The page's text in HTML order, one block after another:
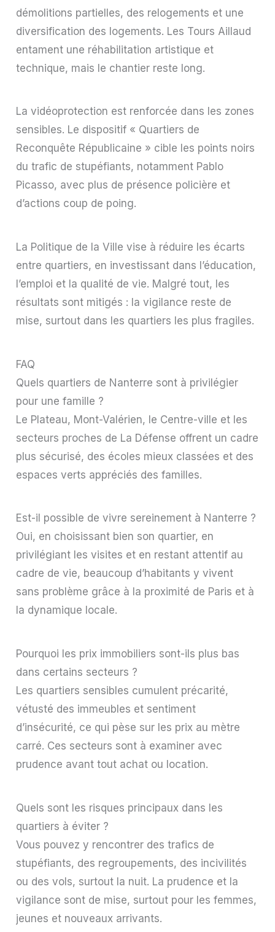
démolitions partielles, des relogements et une
diversification des logements. Les Tours Aillaud
entament une réhabilitation artistique et
technique, mais le chantier reste long.
La vidéoprotection est renforcée dans les zones
sensibles. Le dispositif « Quartiers de
Reconquête Républicaine » cible les points noirs
du trafic de stupéfiants, notamment Pablo
Picasso, avec plus de présence policière et
d’actions coup de poing.
La Politique de la Ville vise à réduire les écarts
entre quartiers, en investissant dans l’éducation,
l’emploi et la qualité de vie. Malgré tout, les
résultats sont mitigés : la vigilance reste de
mise, surtout dans les quartiers les plus fragiles.
FAQ
Quels quartiers de Nanterre sont à privilégier
pour une famille ?
Le Plateau, Mont-Valérien, le Centre-ville et les
secteurs proches de La Défense offrent un cadre
plus sécurisé, des écoles mieux classées et des
espaces verts appréciés des familles.
Est-il possible de vivre sereinement à Nanterre ?
Oui, en choisissant bien son quartier, en
privilégiant les visites et en restant attentif au
cadre de vie, beaucoup d’habitants y vivent
sans problème grâce à la proximité de Paris et à
la dynamique locale.
Pourquoi les prix immobiliers sont-ils plus bas
dans certains secteurs ?
Les quartiers sensibles cumulent précarité,
vétusté des immeubles et sentiment
d’insécurité, ce qui pèse sur les prix au mètre
carré. Ces secteurs sont à examiner avec
prudence avant tout achat ou location.
Quels sont les risques principaux dans les
quartiers à éviter ?
Vous pouvez y rencontrer des trafics de
stupéfiants, des regroupements, des incivilités
ou des vols, surtout la nuit. La prudence et la
vigilance sont de mise, surtout pour les femmes,
jeunes et nouveaux arrivants.